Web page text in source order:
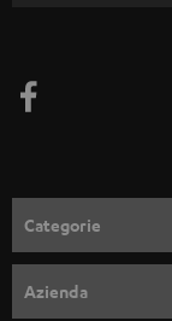
n
l
l
a
Categorie
Azienda